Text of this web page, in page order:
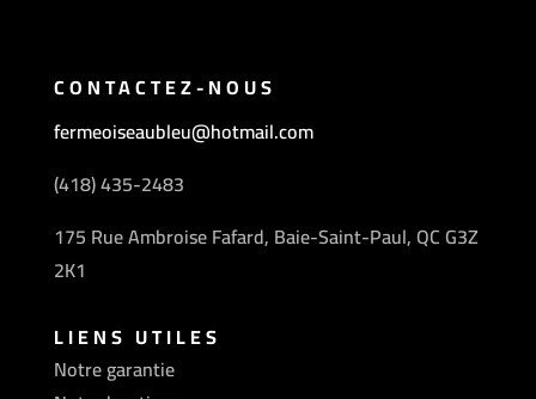
CONTACTEZ-NOUS
fermeoiseaubleu@hotmail.com
(418) 435-2483
175 Rue Ambroise Fafard, Baie-Saint-Paul, QC G3Z
2K1
LIENS UTILES
Notre garantie